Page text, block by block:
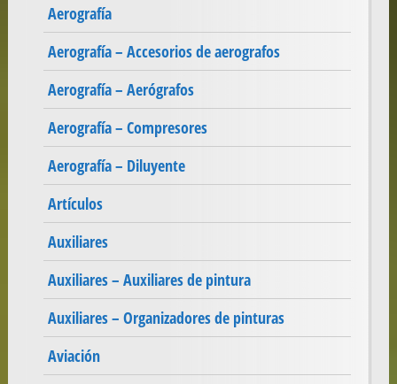
Aerografía
Aerografía – Accesorios de aerografos
Aerografía – Aerógrafos
Aerografía – Compresores
Aerografía – Diluyente
Artículos
Auxiliares
Auxiliares – Auxiliares de pintura
Auxiliares – Organizadores de pinturas
Aviación